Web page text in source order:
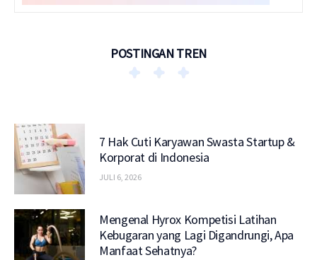
POSTINGAN TREN
7 Hak Cuti Karyawan Swasta Startup &
Korporat di Indonesia
JULI 6, 2026
Mengenal Hyrox Kompetisi Latihan
Kebugaran yang Lagi Digandrungi, Apa
Manfaat Sehatnya?